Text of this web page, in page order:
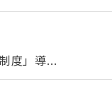
度」導...